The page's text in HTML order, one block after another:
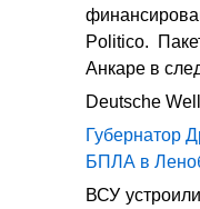
Politico.
Анкаре в
Deutsche
Губернатор
БПЛА в
ВСУ